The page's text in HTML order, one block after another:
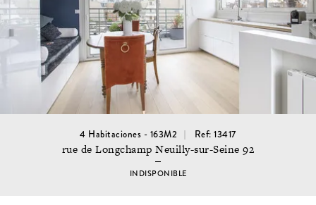
4 Habitaciones - 163M2 Ref: 13417
rue de Longchamp Neuilly-sur-Seine 92
INDISPONIBLE